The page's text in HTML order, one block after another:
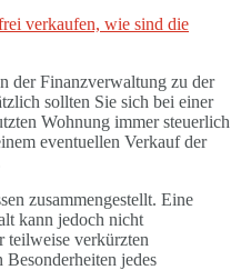
verkaufen, wie sind die
der Finanzverwaltung zu der
sollten Sie sich bei einer
Wohnung immer steuerlich
eventuellen Verkauf der
zusammengestellt. Eine
kann jedoch nicht
teilweise verkürzten
jedes